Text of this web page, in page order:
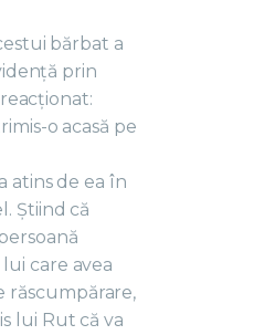
bărbat a
prin
o acasă pe
atins de ea în
Știind că
care avea
răscumpărare,
lui Rut că va